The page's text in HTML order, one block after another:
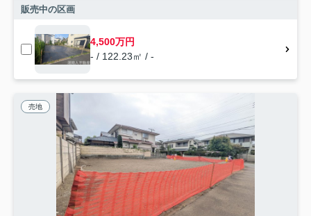
販売中の区画
4,500万円
- / 122.23㎡ / -
売地